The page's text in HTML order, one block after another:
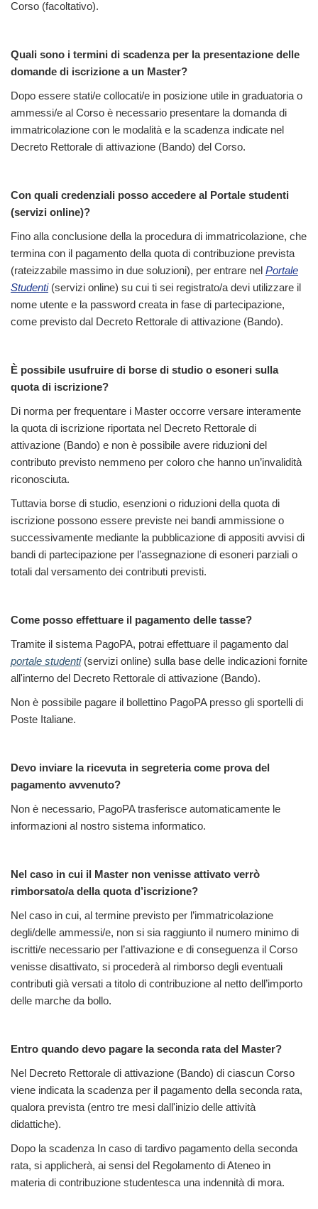
Corso (facoltativo).
Quali sono i termini di scadenza per la presentazione delle
domande di iscrizione a un Master?
Dopo essere stati/e collocati/e in posizione utile in graduatoria o
ammessi/e al Corso è necessario presentare la domanda di
immatricolazione con le modalità e la scadenza indicate nel
Decreto Rettorale di attivazione (Bando) del Corso.
Con quali credenziali posso accedere al Portale studenti
(servizi online)?
Fino alla conclusione della la procedura di immatricolazione, che
termina con il pagamento della quota di contribuzione prevista
(rateizzabile massimo in due soluzioni), per entrare nel Portale
Studenti (servizi online) su cui ti sei registrato/a devi utilizzare il
nome utente e la password creata in fase di partecipazione,
come previsto dal Decreto Rettorale di attivazione (Bando).
È possibile usufruire di borse di studio o esoneri sulla
quota di iscrizione?
Di norma per frequentare i Master occorre versare interamente
la quota di iscrizione riportata nel Decreto Rettorale di
attivazione (Bando) e non è possibile avere riduzioni del
contributo previsto nemmeno per coloro che hanno un’invalidità
riconosciuta.
Tuttavia borse di studio, esenzioni o riduzioni della quota di
iscrizione possono essere previste nei bandi ammissione o
successivamente mediante la pubblicazione di appositi avvisi di
bandi di partecipazione per l’assegnazione di esoneri parziali o
totali dal versamento dei contributi previsti.
Come posso effettuare il pagamento delle tasse?
Tramite il sistema PagoPA, potrai effettuare il pagamento dal
portale studenti(servizi online) sulla base delle indicazioni fornite
all'interno del Decreto Rettorale di attivazione (Bando).
Non è possibile pagare il bollettino PagoPA presso gli sportelli di
Poste Italiane.
Devo inviare la ricevuta in segreteria come prova del
pagamento avvenuto?
Non è necessario, PagoPA trasferisce automaticamente le
informazioni al nostro sistema informatico.
Nel caso in cui il Master non venisse attivato verrò
rimborsato/a della quota d’iscrizione?
Nel caso in cui, al termine previsto per l’immatricolazione
degli/delle ammessi/e, non si sia raggiunto il numero minimo di
iscritti/e necessario per l’attivazione e di conseguenza il Corso
venisse disattivato, si procederà al rimborso degli eventuali
contributi già versati a titolo di contribuzione al netto dell’importo
delle marche da bollo.
Entro quando devo pagare la seconda rata del Master?
Nel Decreto Rettorale di attivazione (Bando) di ciascun Corso
viene indicata la scadenza per il pagamento della seconda rata,
qualora prevista (entro tre mesi dall'inizio delle attività
didattiche).
Dopo la scadenza In caso di tardivo pagamento della seconda
rata, si applicherà, ai sensi del Regolamento di Ateneo in
materia di contribuzione studentesca una indennità di mora.